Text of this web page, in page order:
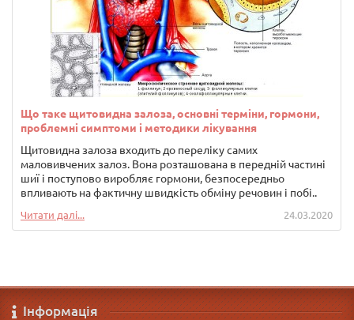
Що таке щитовидна залоза, основні терміни, гормони,
проблемні симптоми і методики лікування
Щитовидна залоза входить до переліку самих
маловивчених залоз. Вона розташована в передній частині
шиї і поступово виробляє гормони, безпосередньо
впливають на фактичну швидкість обміну речовин і побі..
Читати далі... 24.03.2020
Інформація